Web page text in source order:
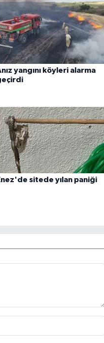
yangını köyleri alarma
sitede yılan paniği